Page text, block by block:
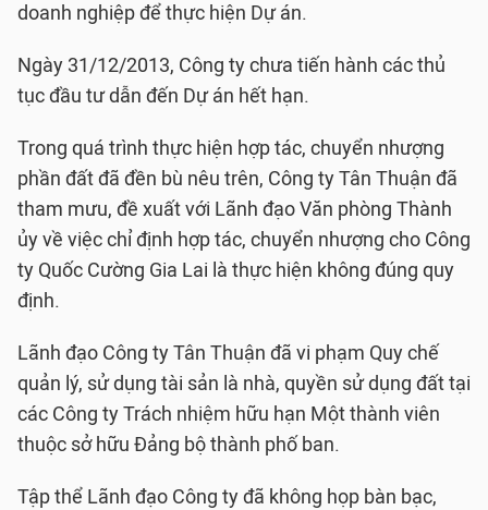
doanh nghiệp để thực hiện Dự án.
Ngày 31/12/2013, Công ty chưa tiến hành các thủ
tục đầu tư dẫn đến Dự án hết hạn.
Trong quá trình thực hiện hợp tác, chuyển nhượng
phần đất đã đền bù nêu trên, Công ty Tân Thuận đã
tham mưu, đề xuất với Lãnh đạo Văn phòng Thành
ủy về việc chỉ định hợp tác, chuyển nhượng cho Công
ty Quốc Cường Gia Lai là thực hiện không đúng quy
định.
Lãnh đạo Công ty Tân Thuận đã vi phạm Quy chế
quản lý, sử dụng tài sản là nhà, quyền sử dụng đất tại
các Công ty Trách nhiệm hữu hạn Một thành viên
thuộc sở hữu Đảng bộ thành phố ban.
Tập thể Lãnh đạo Công ty đã không họp bàn bạc,